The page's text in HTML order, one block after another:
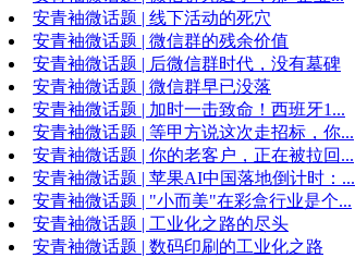
安青袖微话题 | 线下活动的死穴
安青袖微话题 | 微信群的残余价值
安青袖微话题 | 后微信群时代，没有墓碑
安青袖微话题 | 微信群早已没落
安青袖微话题 | 加时一击致命！西班牙1...
安青袖微话题 | 等甲方说这次走招标，你...
安青袖微话题 | 你的老客户，正在被拉回...
安青袖微话题 | 苹果AI中国落地倒计时：...
安青袖微话题 | "小而美"在彩盒行业是个...
安青袖微话题 | 工业化之路的尽头
安青袖微话题 | 数码印刷的工业化之路